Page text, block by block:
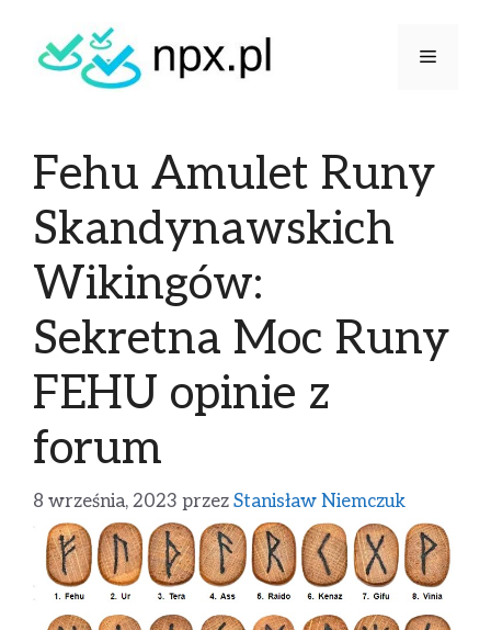
Fehu Amulet Runy
Skandynawskich
Wikingów:
Sekretna Moc Runy
FEHU opinie z
forum
8 września, 2023 przez Stanisław Niemczuk